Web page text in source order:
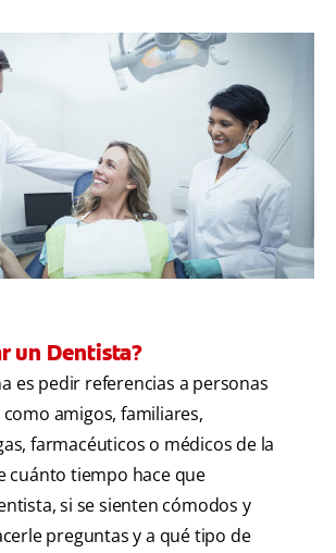
CORRESPONDENCIA DE PRODUCTOS
PROMOCIONES
SV (ES)
SUSCRÍBASE
un Dentista?
es pedir referencias a personas
amigos, familiares,
farmacéuticos o médicos de la
cuánto tiempo hace que
si se sienten cómodos y
preguntas y a qué tipo de